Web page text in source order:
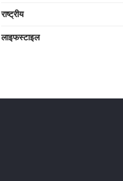
राष्ट्रीय
लाइफस्टाइल